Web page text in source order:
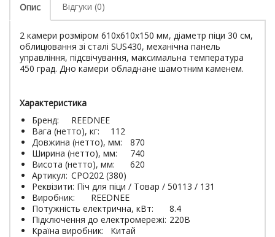
Опис Відгуки (0)
2 камери розміром 610х610х150 мм, діаметр піци 30 см,
облицювання зі сталі SUS430, механічна панель
управління, підсвічування, максимальна температура
450 град. Дно камери обладнане шамотним каменем.
Характеристика
Бренд:
REEDNEE
Вага (нетто), кг:
112
Довжина (нетто), мм:
870
Ширина (нетто), мм:
740
Висота (нетто), мм:
620
Артикул: CPO202 (380)
Реквізити: Піч для піци / Товар / 50113 / 131
Виробник:
REEDNEE
Потужність електрична, кВт:
8.4
Підключення до електромережі: 220В
Країна виробник:
Китай